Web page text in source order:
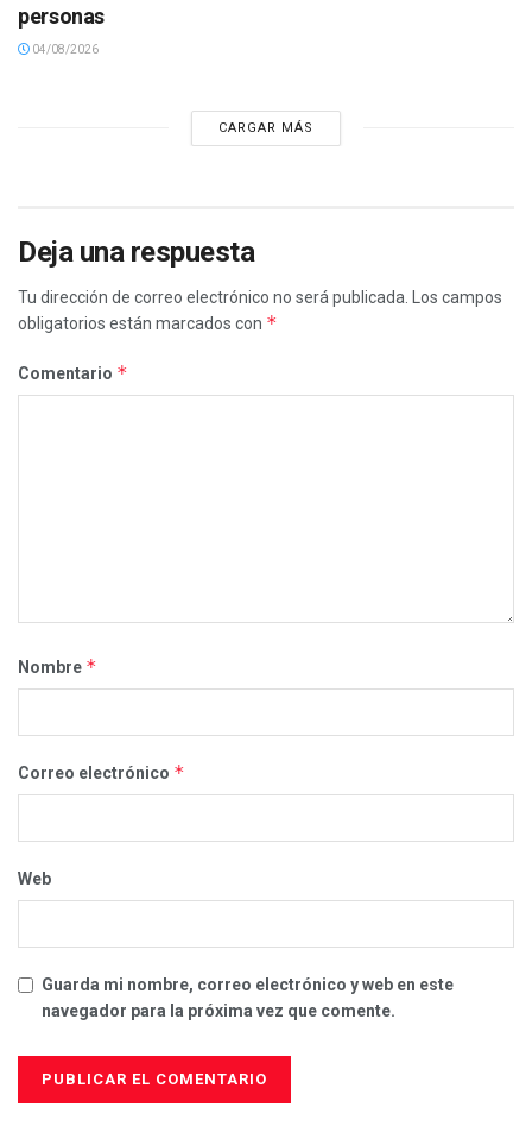
personas
04/08/2026
CARGAR MÁS
Deja una respuesta
Tu dirección de correo electrónico no será publicada.
Los campos
obligatorios están marcados con *
Comentario *
Nombre *
Correo electrónico *
Web
Guarda mi nombre, correo electrónico y web en este
navegador para la próxima vez que comente.